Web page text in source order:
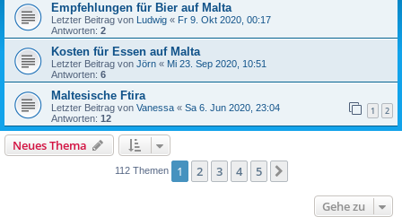
Empfehlungen für Bier auf Malta
Letzter Beitrag von Ludwig « Fr 9. Okt 2020, 00:17
Antworten: 2
Kosten für Essen auf Malta
Letzter Beitrag von Jörn « Mi 23. Sep 2020, 10:51
Antworten: 6
Maltesische Ftira
Letzter Beitrag von Vanessa « Sa 6. Jun 2020, 23:04
Antworten: 12
1 2
Neues Thema
112 Themen 1 2 3 4 5
Gehe zu